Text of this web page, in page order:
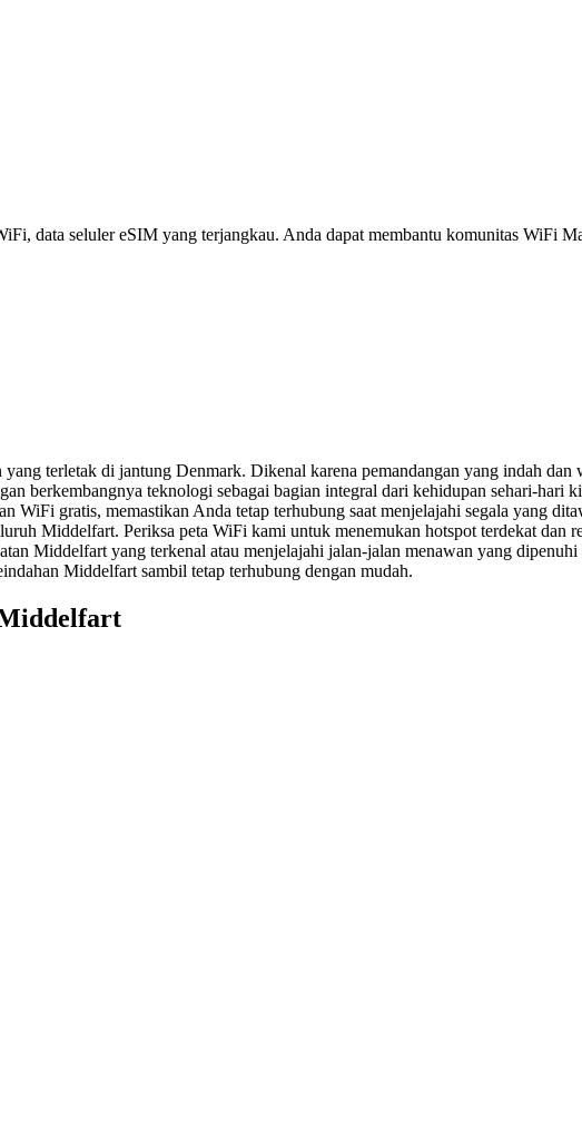
data seluler eSIM yang terjangkau. Anda dapat membantu komunitas WiFi
terletak di jantung Denmark. Dikenal karena pemandangan yang indah
berkembangnya teknologi sebagai bagian integral dari kehidupan sehari-hari
WiFi gratis, memastikan Anda tetap terhubung saat menjelajahi segala yang
Middelfart. Periksa peta WiFi kami untuk menemukan hotspot terdekat dan
Middelfart yang terkenal atau menjelajahi jalan-jalan menawan yang
Middelfart sambil tetap terhubung dengan mudah.